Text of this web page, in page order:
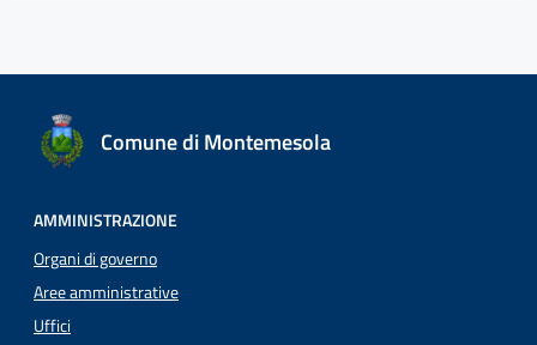
Comune di Montemesola
AMMINISTRAZIONE
Organi di governo
Aree amministrative
Uffici